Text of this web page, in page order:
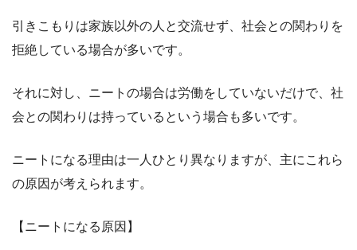
引きこもりは家族以外の人と交流せず、社会との関わりを
拒絶している場合が多いです。
それに対し、ニートの場合は労働をしていないだけで、社
会との関わりは持っているという場合も多いです。
ニートになる理由は一人ひとり異なりますが、主にこれら
の原因が考えられます。
【ニートになる原因】